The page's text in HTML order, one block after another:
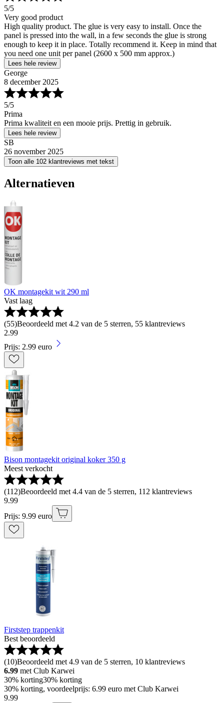
5/5
Very good product
High quality product. The glue is very easy to install. Once the
panel is pressed into the wall, in a few seconds the glue is strong
enough to keep it in place. Totally recommend it. Keep in mind that
you need one unit per panel (2600 x 500 mm approx.)
Lees hele review
George
8 december 2025
5/5
Prima
Prima kwaliteit en een mooie prijs. Prettig in gebruik.
Lees hele review
SB
26 november 2025
Toon alle 102 klantreviews met tekst
Alternatieven
OK montagekit wit 290 ml
Vast laag
(55)Beoordeeld met 4.2 van de 5 sterren, 55 klantreviews
2.99
Prijs: 2.99 euro
Bison montagekit original koker 350 g
Meest verkocht
(112)Beoordeeld met 4.4 van de 5 sterren, 112 klantreviews
9.99
Prijs: 9.99 euro
Firststep trappenkit
Best beoordeeld
(10)Beoordeeld met 4.9 van de 5 sterren, 10 klantreviews
6.99 met Club Karwei
30% korting30% korting
30% korting, voordeelprijs: 6.99 euro met Club Karwei
9.99